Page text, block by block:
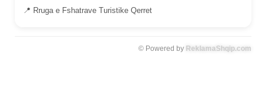
📍 Rruga e Fshatrave Turistike Qerret
© Powered by ReklamaShqip.com